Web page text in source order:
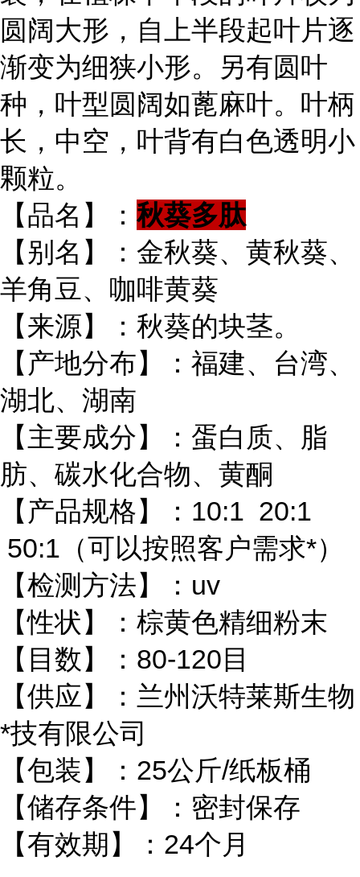
圆阔大形，自上半段起叶片逐
渐变为细狭小形。另有圆叶
种，叶型圆阔如蓖麻叶。叶柄
长，中空，叶背有白色透明小
颗粒。
【品名】： 秋葵多肽
【别名】：金秋葵、黄秋葵、
羊角豆、咖啡黄葵
【来源】：秋葵的块茎。
【产地分布】：福建、台湾、
湖北、湖南
【主要成分】：蛋白质、脂
肪、碳水化合物、黄酮
【产品规格】：10:1 20:1
50:1（可以按照客户需求*）
【检测方法】：uv
【性状】：棕黄色精细粉末
【目数】：80-120目
【供应】：兰州沃特莱斯生物
*技有限公司
【包装】：25公斤/纸板桶
【储存条件】：密封保存
【有效期】：24个月